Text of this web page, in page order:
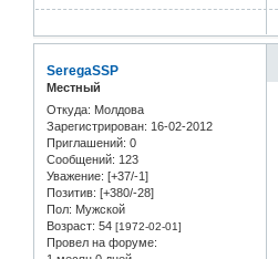
SeregaSSP
Местный
Откуда: Молдова
Зарегистрирован: 16-02-2012
Приглашений: 0
Сообщений: 123
Уважение: [+37/-1]
Позитив: [+380/-28]
Пол: Мужской
Возраст: 54 [1972-02-01]
Провел на форуме: